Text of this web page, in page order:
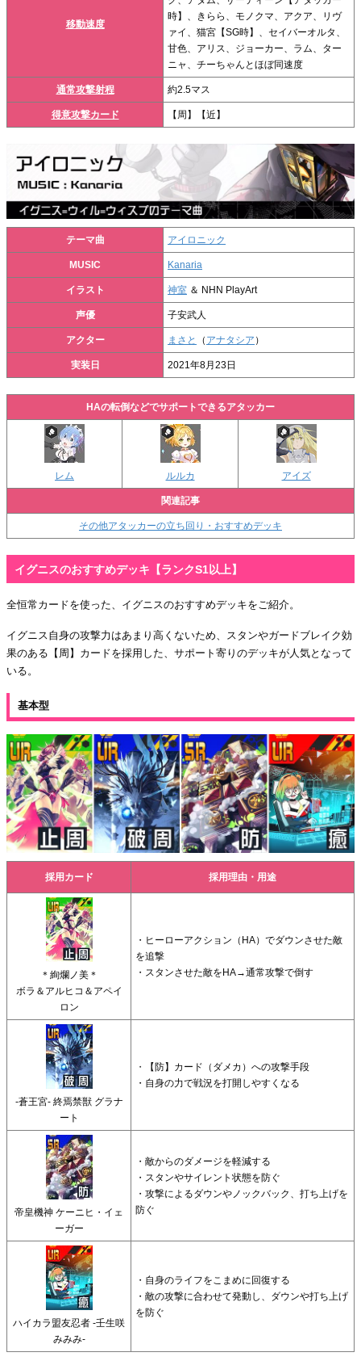
移動速度
時】、きらら、モノクマ、アクア、リヴ
ァイ、猫宮【SG時】、セイバーオルタ、
甘色、アリス、ジョーカー、ラム、ター
ニャ、チーちゃんとほぼ同速度
通常攻撃射程 約2.5マス
得意攻撃カード 【周】【近】
テーマ曲 アイロニック
MUSIC Kanaria
イラスト 神室 ＆ NHN PlayArt
声優 子安武人
アクター まさと （ アナタシア ）
実装日 2021年8月23日
HAの転倒などでサポートできるアタッカー
レム ルルカ アイズ
関連記事
その他アタッカーの立ち回り・おすすめデッキ
イグニスのおすすめデッキ【ランクS1以上】
全恒常カードを使った、イグニスのおすすめデッキをご紹介。
イグニス自身の攻撃力はあまり高くないため、スタンやガードブレイク効
果のある【周】カードを採用した、サポート寄りのデッキが人気となって
いる。
基本型
採用カード 採用理由・用途
＊絢爛ノ美＊
ボラ＆アルヒコ＆アペイ
ロン
・ヒーローアクション（HA）でダウンさせた敵
を追撃
・スタンさせた敵をHA→通常攻撃で倒す
-蒼王宮- 終焉禁獣 グラナ
ート
・
【防】カード（ダメカ）への攻撃手段
・自身の力で戦況を打開しやすくなる
帝皇機神 ケーニヒ・イェ
ーガー
・敵からのダメージを軽減する
・スタンやサイレント状態を防ぐ
・攻撃によるダウンやノックバック、打ち上げを
防ぐ
ハイカラ盟友忍者 -壬生咲
みみみ-
・自身のライフをこまめに回復する
・敵の攻撃に合わせて発動し、ダウンや打ち上げ
を防ぐ